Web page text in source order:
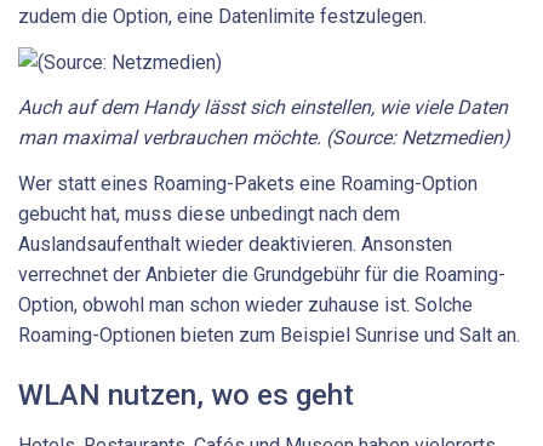
zudem die Option, eine Datenlimite festzulegen.
Auch auf dem Handy lässt sich einstellen, wie viele Daten
man maximal verbrauchen möchte. (Source: Netzmedien)
Wer statt eines Roaming-Pakets eine Roaming-Option
gebucht hat, muss diese unbedingt nach dem
Auslandsaufenthalt wieder deaktivieren. Ansonsten
verrechnet der Anbieter die Grundgebühr für die Roaming-
Option, obwohl man schon wieder zuhause ist. Solche
Roaming-Optionen bieten zum Beispiel Sunrise und Salt an.
WLAN nutzen, wo es geht